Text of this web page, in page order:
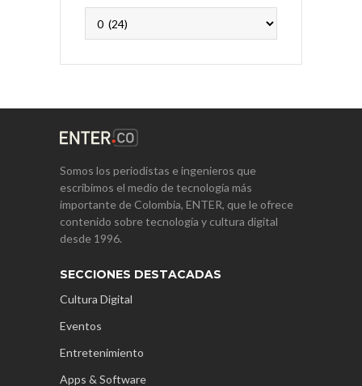
Somos los periodistas e ingenieros que
escribimos el medio de tecnología más
importante de Colombia, ENTER, que le ofrece
contenido sobre tecnología y cultura digital
desde 1996.
SECCIONES DESTACADAS
Cultura Digital
Eventos
Entretenimiento
Apps & Software